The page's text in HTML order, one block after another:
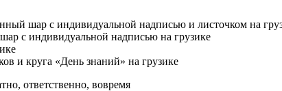
шар с индивидуальной надписью и листочком на
с индивидуальной надписью на грузике
и круга «День знаний» на грузике
ответственно, вовремя